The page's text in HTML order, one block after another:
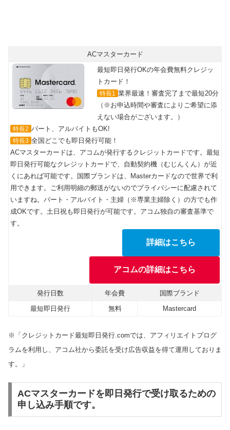
ACマスターカード
最短即日発行OKの年会費無料クレジッ
トカード！
特長1 業界最速！審査完了まで最短20分
（※お申込時間や審査によりご希望に添
えない場合がございます。）
特長2 パート、アルバイトもOK!
特長3 全国どこでも即日発行可能！
ACマスターカードは、アコムが発行するクレジットカードです。最短
即日発行可能なクレジットカードで、自動契約機（むじんくん）が近
くにあれば可能です。国際ブランドは、Masterカードなので世界で利
用できます。ご利用明細の郵送がないのでプライバシーに配慮されて
いますね。パート・アルバイト・主婦（※専業主婦除く）の方でも作
成OKです。土日祝も即日発行が可能です。アコム独自の審査基準で
す。
詳細はこちら
アコムの詳細はこちら
発行日数 年会費
国際ブランド
最短即日発行
無料 Mastercard
※「クレジットカード最短即日発行.comでは、アフィリエイトプログ
ラムを利用し、アコム社から委託を受け広告収益を得て運用しておりま
す。」
ACマスターカードを即日発行で受け取るための
申し込み手順です。